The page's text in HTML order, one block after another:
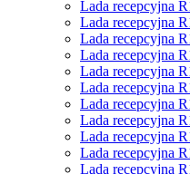
Lada recepcyjna
Lada recepcyjna
Lada recepcyjna
Lada recepcyjna
Lada recepcyjna
Lada recepcyjna
Lada recepcyjna
Lada recepcyjna
Lada recepcyjna
Lada recepcyjna
Lada recepcyjna